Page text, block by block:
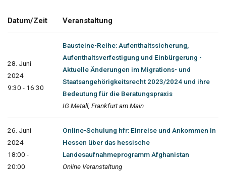
Datum/Zeit Veranstaltung
28. Juni
2024
9:30 - 16:30
Bausteine-Reihe: Aufenthaltssicherung,
Aufenthaltsverfestigung und Einbürgerung -
Aktuelle Änderungen im Migrations- und
Staatsangehörigkeitsrecht 2023/2024 und ihre
Bedeutung für die Beratungspraxis
IG Metall, Frankfurt am Main
26. Juni
2024
18:00 -
20:00
Online-Schulung hfr: Einreise und Ankommen in
Hessen über das hessische
Landesaufnahmeprogramm Afghanistan
Online Veranstaltung